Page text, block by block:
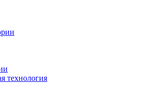
технология